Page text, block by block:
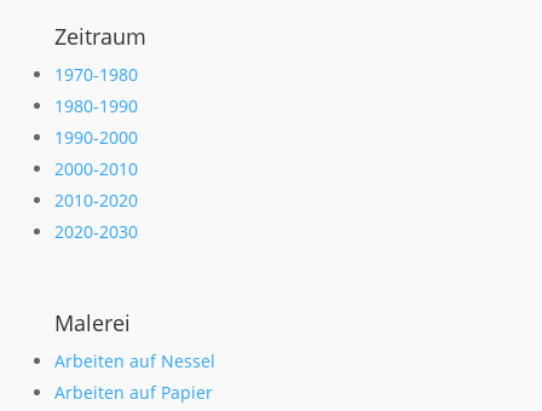
Zeitraum
1970-1980
1980-1990
1990-2000
2000-2010
2010-2020
2020-2030
Malerei
Arbeiten auf Nessel
Arbeiten auf Papier